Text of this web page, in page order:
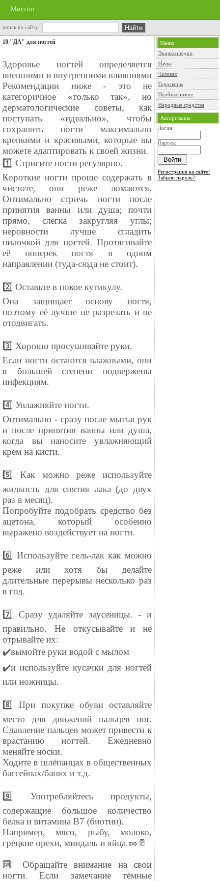
Murzim
поиск по сайту
10 "ДА" для ногтей
Здоровье ногтей определяется
внешними и внутренними влияниями
Рекомендации ниже - это не
категоричное «только так», но
дерматологические советы, как
поступать «идеально», чтобы
сохранить ногти максимально
крепкими и красивыми, которые вы
можете адаптировать к своей жизни.
1️⃣ Стригите ногти регулярно.
Короткие ногти проще содержать в
чистоте, они реже ломаются.
Оптимально стричь ногти после
принятия ванны или душа; почти
прямо, слегка закругляя углы;
неровности лучше сгладить
пилочкой для ногтей. Протягивайте
её поперек ногтя в одном
направлении (туда-сюда не стоит).
2️⃣ Оставьте в покое кутикулу.
Она защищает основу ногтя,
поэтому её лучше не разрезать и не
отодвигать.
3️⃣ Хорошо просушивайте руки.
Если ногти остаются влажными, они
в большей степени подвержены
инфекциям.
4️⃣ Увлажняйте ногти.
Оптимально - сразу после мытья рук
и после принятия ванны или душа,
когда вы наносите увлажняющий
крем на кисти.
5️⃣ Как можно реже используйте
жидкость для снятия лака (до двух
раз в месяц).
Попробуйте подобрать средство без
ацетона, который особенно
выражено воздействует на ногти.
6️⃣ Используйте гель-лак как можно
реже или хотя бы делайте
длительные перерывы несколько раз
в год.
7️⃣ Сразу удаляйте заусеницы. - и
правильно. Не откусывайте и не
отрывайте их:
✔️вымойте руки водой с мылом
✔️и используйте кусачки для ногтей
или ножницы.
8️⃣ При покупке обуви оставляйте
место для движений пальцев ног.
Сдавление пальцев может привести к
врастанию ногтей. Ежедневно
меняйте носки.
Ходите в шлёпанцах в общественных
бассейнах/банях и т.д.
9️⃣ Употребляйтесь продукты,
содержащие большое количество
белка и витамина B7 (биотин).
Например, мясо, рыбу, молоко,
грецкие орехи, миндаль и яйца.🥜🥛
🔟 Обращайте внимание на свои
ногти. Если замечание тёмные
Меню
Энциклопедии
Наука
Человек
Гороскопы
Необъяснимое
Народные средства
Авторизация
Логин:
Пароль:
Регистрация на сайте!
Забыли пароль?